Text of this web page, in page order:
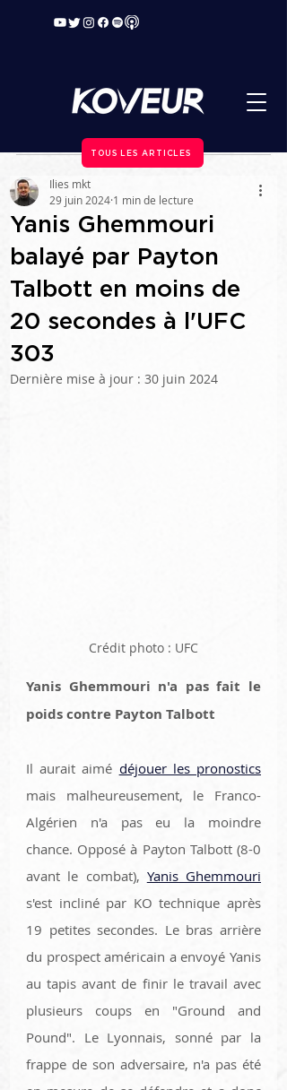
TOUS LES ARTICLES
Yanis Ghemmouri
balayé par Payton
Talbott en moins de
20 secondes à l'UFC
303
Ilies mkt
29 juin 2024 1 min de lecture
Dernière mise à jour : 30 juin 2024
Crédit photo : UFC
Yanis Ghemmouri n'a pas fait le
poids contre Payton Talbott
Il aurait aimé déjouer les pronostics
mais malheureusement, le Franco-
Algérien n'a pas eu la moindre
chance. Opposé à Payton Talbott (8-0
avant le combat), Yanis Ghemmouri
s'est incliné par KO technique après
19 petites secondes. Le bras arrière
du prospect américain a envoyé Yanis
au tapis avant de finir le travail avec
plusieurs coups en "Ground and
Pound". Le Lyonnais, sonné par la
frappe de son adversaire, n'a pas été